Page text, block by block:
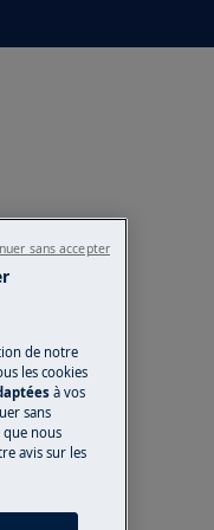
de notre
les cookies
à vos
sans
que nous
avis sur les
sans accepter